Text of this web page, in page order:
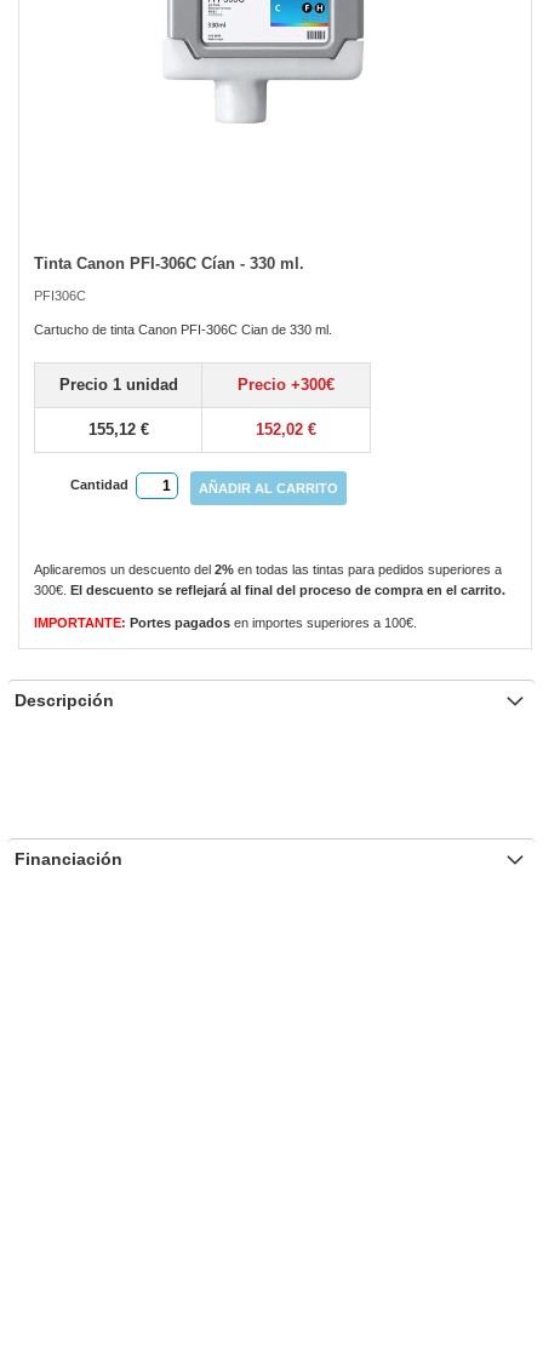
Tinta Canon PFI-306C Cían - 330 ml.
PFI306C
Cartucho de tinta Canon PFI-306C Cian de 330 ml.
Precio 1 unidad Precio +300€
155,12 € 152,02 €
Cantidad AÑADIR AL CARRITO
Aplicaremos un descuento del 2% en todas las tintas para pedidos superiores a
300€.
El descuento se reflejará al final del proceso de compra en el carrito.
IMPORTANTE: Portes pagados en importes superiores a 100€.
Skip
the
beginning
the
images
gallery
Descripción
Financiación